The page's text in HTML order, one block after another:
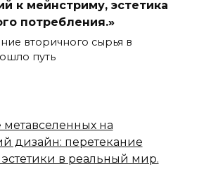
к мейнстриму, эстетика
потребления.»
вторичного сырья в
путь